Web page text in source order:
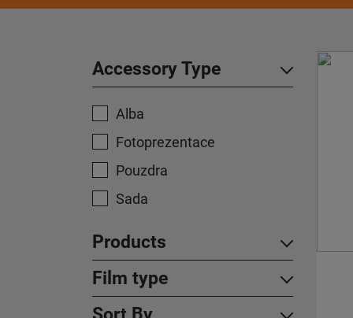
Accessory Type
Alba
Fotoprezentace
Pouzdra
Sada
Products
Film type